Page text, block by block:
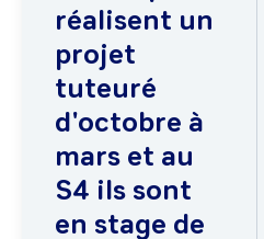
réalisent un
projet
tuteuré
d'octobre à
mars et au
S4 ils sont
en stage de